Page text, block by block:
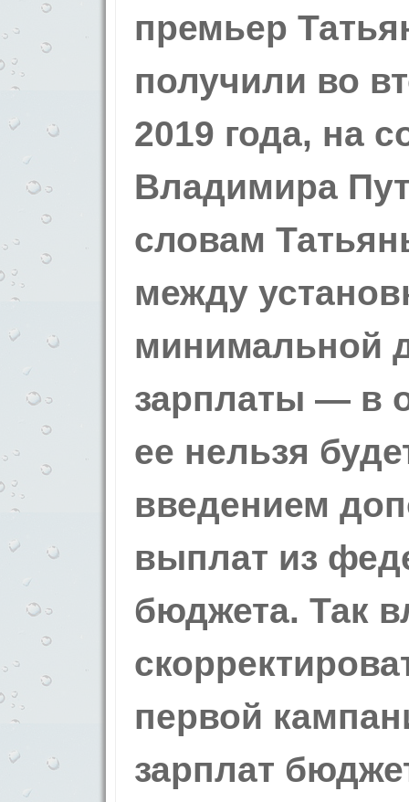
премьер
получили во
2019 года, на
Владимира
словам
между
минимальной
зарплаты — в
ее нельзя
введением
выплат из
бюджета. Так
первой
зарплат